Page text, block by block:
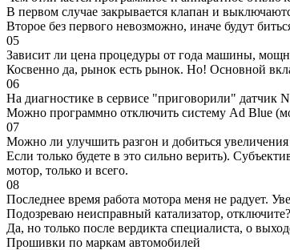
В первом случае закрывается клапан и
Второе без первого невозможно, иначе будут
05
Зависит ли цена процедуры от года машины,
Косвенно да, рынок есть рынок. Но! Основной
06
На диагностике в сервисе "приговорили" датчик
Можно программно отключить систему Ad Blue
07
Можно ли улучшить разгон и добиться
Если только будете в это сильно верить).
мотор, только и всего.
08
Последнее время работа мотора меня не радует.
Подозреваю неисправный катализатор, отключите?
Да, но только после вердикта специалиста, о
Прошивки по маркам автомобилей